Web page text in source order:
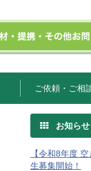
ご依頼・ご相
お知らせ
【令和8年度
生募集開始！